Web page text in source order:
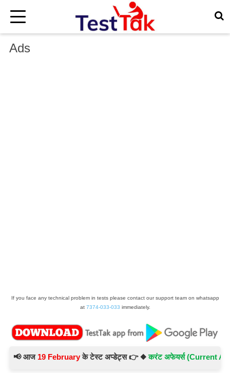
Ads
If you face any technical problem in tests please contact our support team on whatsapp
at 7374-033-033 immediately.
आज19 Februaryके टेस्ट अप्डेट्स 👉 ◆करंट अफेयर्स (Current
×